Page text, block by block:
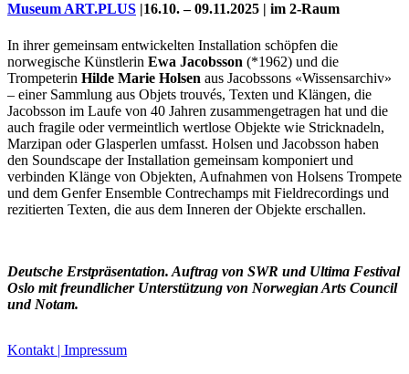
Uli Rothfuss
Harald Schwiers
Museum ART.PLUS |16.10. – 09.11.2025 | im 2-Raum
In ihrer gemeinsam entwickelten Installation schöpfen die
norwegische Künstlerin Ewa Jacobsson (*1962) und die
Trompeterin Hilde Marie Holsen aus Jacobssons «Wissensarchiv»
– einer Sammlung aus Objets trouvés, Texten und Klängen, die
Jacobsson im Laufe von 40 Jahren zusammengetragen hat und die
auch fragile oder vermeintlich wertlose Objekte wie Stricknadeln,
Marzipan oder Glasperlen umfasst. Holsen und Jacobsson haben
den Soundscape der Installation gemeinsam komponiert und
verbinden Klänge von Objekten, Aufnahmen von Holsens Trompete
und dem Genfer Ensemble Contrechamps mit Fieldrecordings und
rezitierten Texten, die aus dem Inneren der Objekte erschallen.
Deutsche Erstpräsentation. Auftrag von SWR und Ultima Festival
Oslo mit freundlicher Unterstützung von Norwegian Arts Council
und Notam.
Kontakt | Impressum